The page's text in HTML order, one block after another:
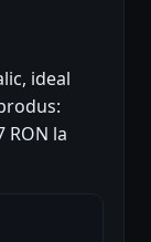
ideal
RON la